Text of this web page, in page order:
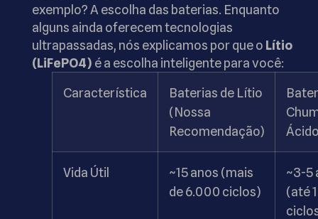
exemplo? A escolha das baterias. Enquanto
alguns ainda oferecem tecnologias
ultrapassadas, nós explicamos por que o Lítio
(LiFePO4) é a escolha inteligente para você:
Característica
Baterias de Lítio
(Nossa
Recomendação)
Vida Útil
~15 anos (mais
de 6.000 ciclos)
~3-5
(até